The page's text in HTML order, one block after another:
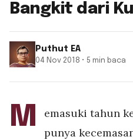
Dari Kawan
Buku
Tentang
Puthut EA
Situsweb
Bangkit dari
Puthut EA
04 Nov 2018 • 5 min baca
M
emasuki tahun
punya